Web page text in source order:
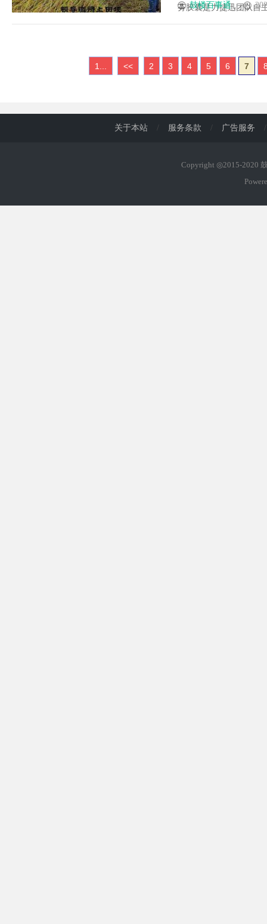
芬胶囊是力捷迅团队自
鼓楼百事通
1... << 2 3 4 5 6 7
关于本站 / 服务条款 / 广告服务 /
Copyright ◎2015-2020